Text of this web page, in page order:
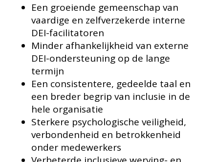
Een groeiende gemeenschap van
vaardige en zelfverzekerde interne
DEI-facilitatoren
Minder afhankelijkheid van externe
DEI-ondersteuning op de lange
termijn
Een consistentere, gedeelde taal en
een breder begrip van inclusie in de
hele organisatie
Sterkere psychologische veiligheid,
verbondenheid en betrokkenheid
onder medewerkers